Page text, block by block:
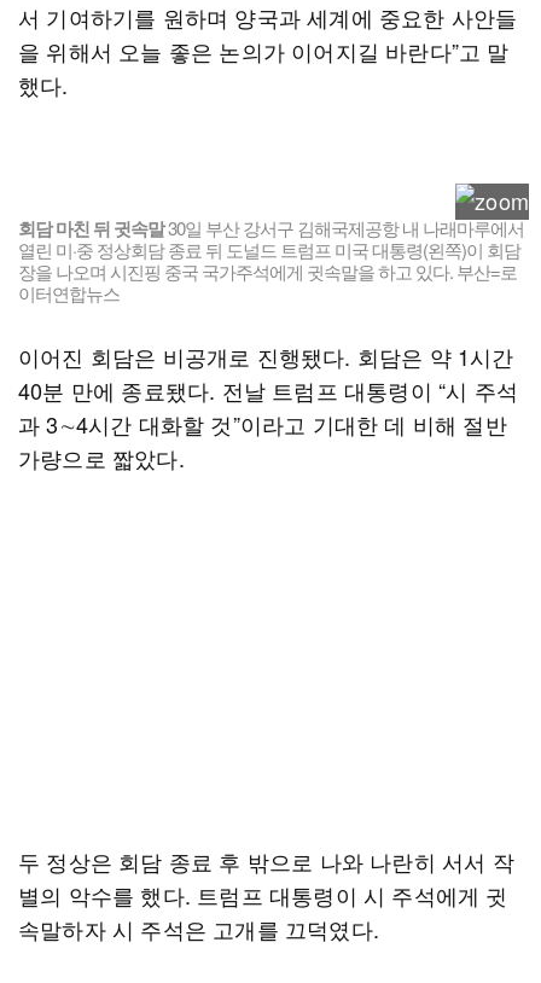
서 기여하기를 원하며 양국과 세계에 중요한 사안들
을 위해서 오늘 좋은 논의가 이어지길 바란다”고 말
했다.
회담 마친 뒤 귓속말30일 부산 강서구 김해국제공항 내 나래마루에서
열린 미·중 정상회담 종료 뒤 도널드 트럼프 미국 대통령(왼쪽)이 회담
장을 나오며 시진핑 중국 국가주석에게 귓속말을 하고 있다. 부산=로
이터연합뉴스
이어진 회담은 비공개로 진행됐다. 회담은 약 1시간
40분 만에 종료됐다. 전날 트럼프 대통령이 “시 주석
과 3∼4시간 대화할 것”이라고 기대한 데 비해 절반
가량으로 짧았다.
두 정상은 회담 종료 후 밖으로 나와 나란히 서서 작
별의 악수를 했다. 트럼프 대통령이 시 주석에게 귓
속말하자 시 주석은 고개를 끄덕였다.